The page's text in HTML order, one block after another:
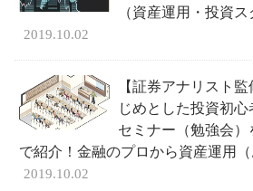
（資産運用・投資ス
2019.10.02
【証券アナリスト
じめとした投資初
セミナー（勉強会
で紹介！金融のプロから資産運用（
2019.10.02